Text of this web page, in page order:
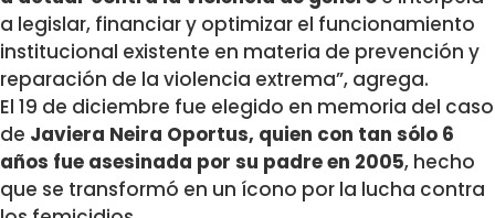
a legislar, financiar y optimizar el funcionamiento
institucional existente en materia de prevención y
reparación de la violencia extrema”, agrega.
El 19 de diciembre fue elegido en memoria del caso
de Javiera Neira Oportus, quien con tan sólo 6
años fue asesinada por su padre en 2005, hecho
que se transformó en un ícono por la lucha contra